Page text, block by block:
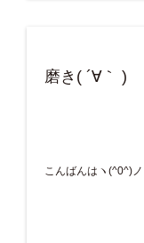
磨き( ´∀｀ )
こんばんはヽ(^0^)ノ